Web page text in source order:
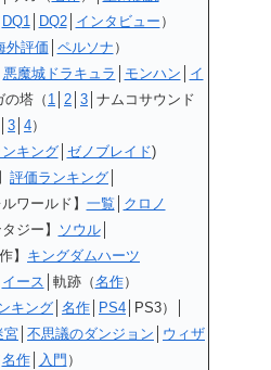
DQ1│ DQ2│ インタビュー ）
外評価 ペルソナ ）
悪魔城ドラキュラ モンハン
イ
の塔（ 1 2 3 │ナムコサウンド
3 4）
キング│ ゼノブレイド)
評価ランキング
ワールド】 一覧
クロノ
ジー】
ソウル│
】 キングダムハーツ
イース │軌跡（名作）
キング 名作 PS4 │PS3）│
宮 不思議のダンジョン
ウィザ
名作│ 入門 ）